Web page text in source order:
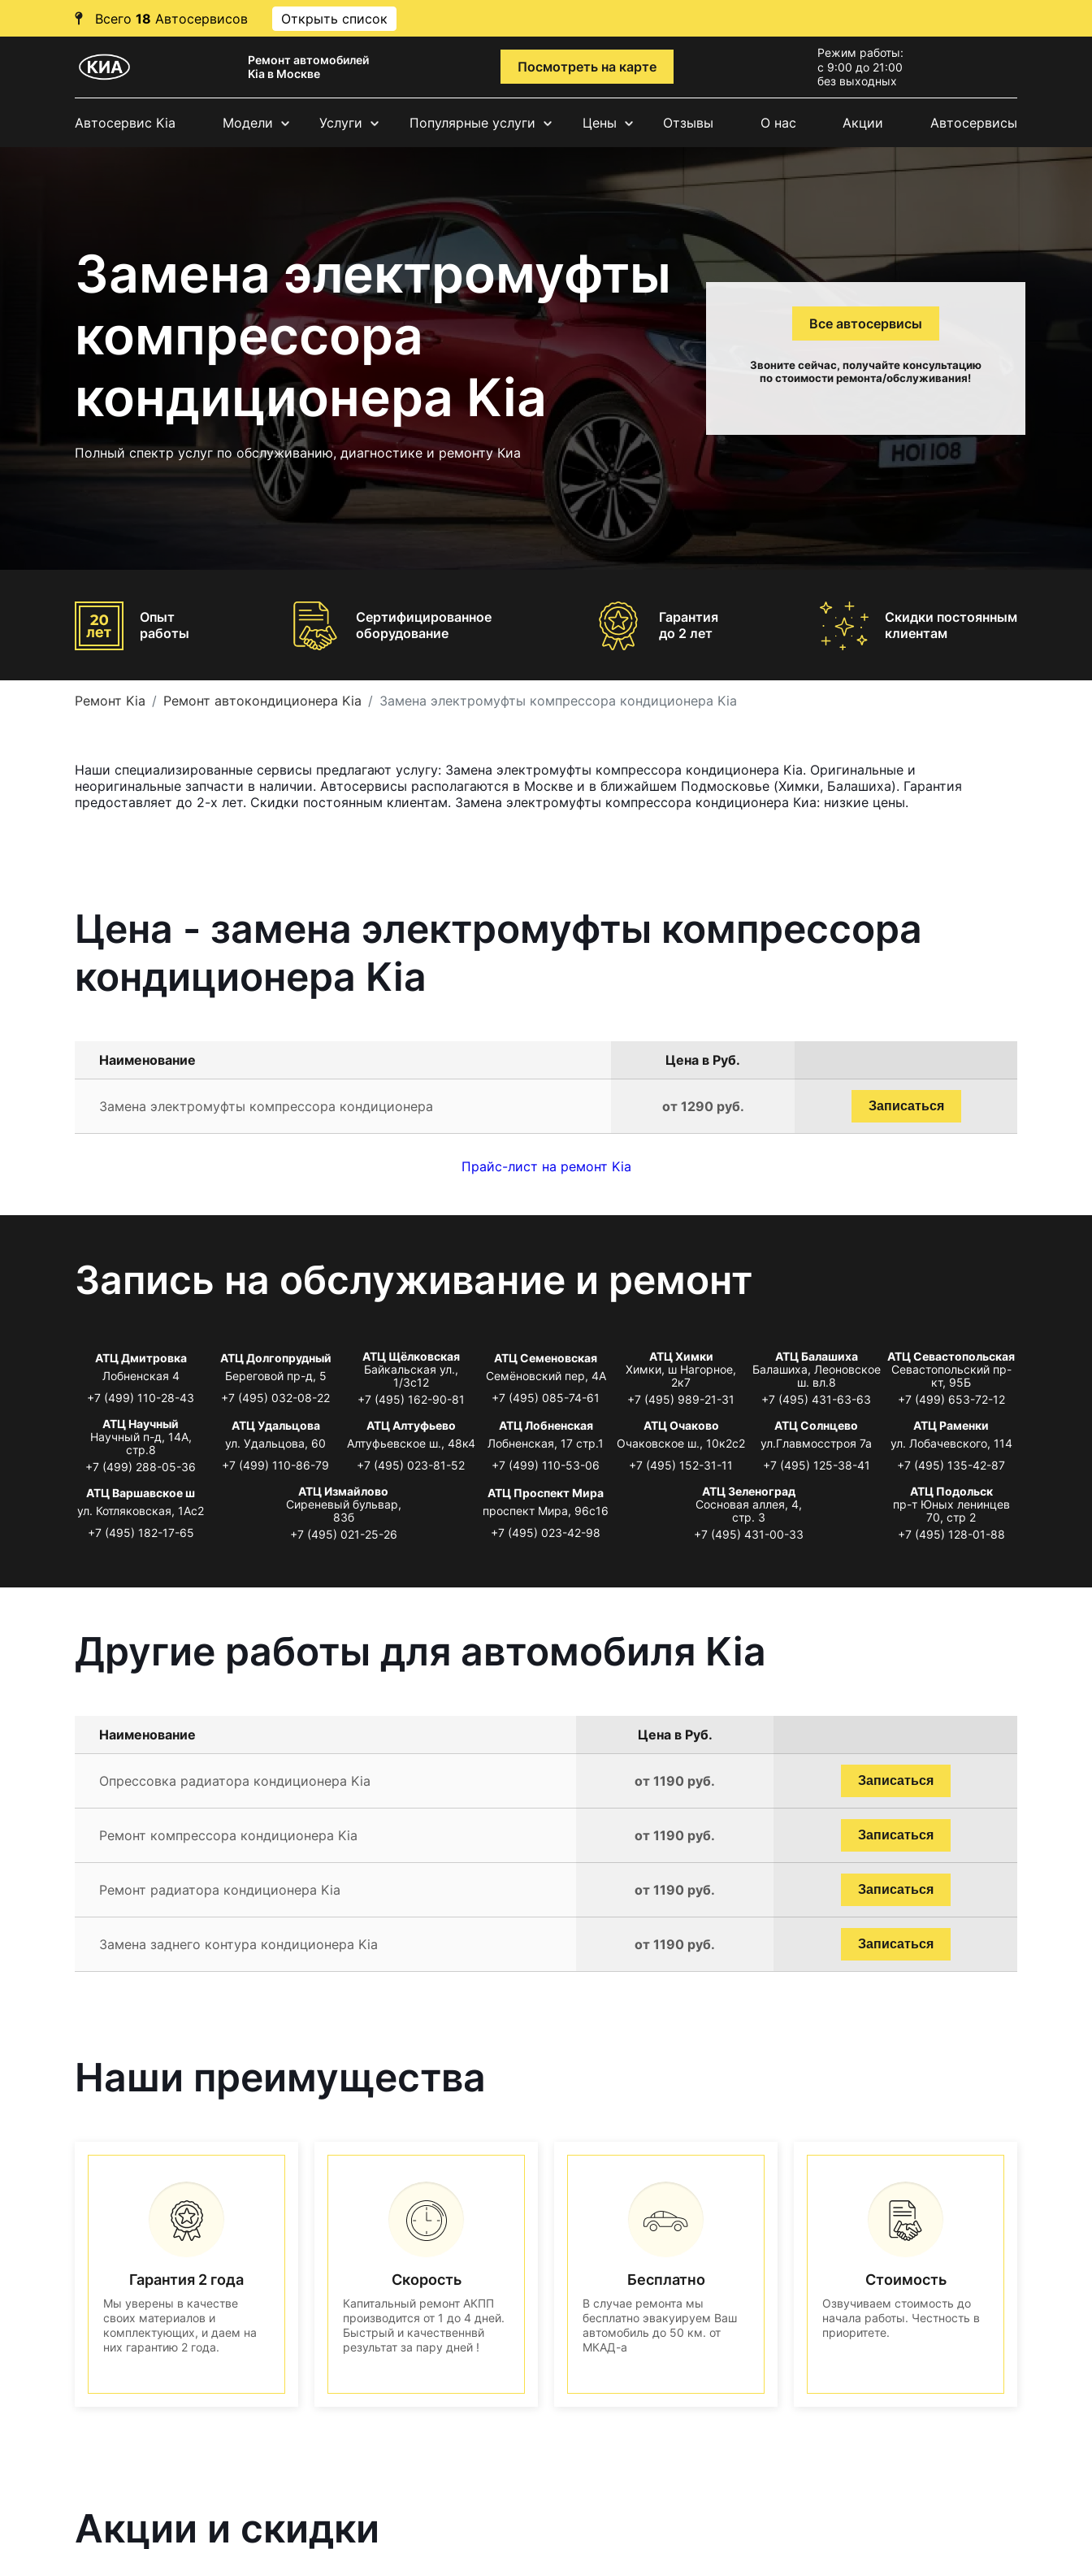
Всего 18 Автосервисов Открыть список
Ремонт автомобилей
Kia в Москве
Посмотреть на карте
Режим работы:
с 9:00 до 21:00
без выходных
Автосервис Kia Модели Услуги Популярные услуги Цены Отзывы О нас Акции Автосервисы
Замена электромуфты
компрессора
кондиционера Kia
Полный спектр услуг по обслуживанию, диагностике и ремонту Киа
Все автосервисы
Звоните сейчас, получайте консультацию
по стоимости ремонта/обслуживания!
Опыт
работы
Сертифицированное
оборудование
Гарантия
до 2 лет
Скидки постоянным
клиентам
Ремонт Kia Ремонт автокондиционера Kia Замена электромуфты компрессора кондиционера Kia
Наши специализированные сервисы предлагают услугу: Замена электромуфты компрессора кондиционера Kia. Оригинальные и
неоригинальные запчасти в наличии. Автосервисы располагаются в Москве и в ближайшем Подмосковье (Химки, Балашиха). Гарантия
предоставляет до 2-х лет. Скидки постоянным клиентам. Замена электромуфты компрессора кондиционера Киа: низкие цены.
Цена - замена электромуфты компрессора
кондиционера Kia
Наименование Цена в Руб.
Замена электромуфты компрессора кондиционера от 1290 руб. Записаться
Прайс-лист на ремонт Kia
Запись на обслуживание и ремонт
АТЦ Дмитровка
Лобненская 4
+7 (499) 110-28-43
АТЦ Долгопрудный
Береговой пр-д, 5
+7 (495) 032-08-22
АТЦ Щёлковская
Байкальская ул.,
1/3с12
+7 (495) 162-90-81
АТЦ Семеновская
Семёновский пер, 4А
+7 (495) 085-74-61
АТЦ Химки
Химки, ш Нагорное,
2к7
+7 (495) 989-21-31
АТЦ Балашиха
Балашиха, Леоновское
ш. вл.8
+7 (495) 431-63-63
АТЦ Севастопольская
Севастопольский пр-
кт, 95Б
+7 (499) 653-72-12
АТЦ Научный
Научный п-д, 14А,
стр.8
+7 (499) 288-05-36
АТЦ Удальцова
ул. Удальцова, 60
+7 (499) 110-86-79
АТЦ Алтуфьево
Алтуфьевское ш., 48к4
+7 (495) 023-81-52
АТЦ Лобненская
Лобненская, 17 стр.1
+7 (499) 110-53-06
АТЦ Очаково
Очаковское ш., 10к2с2
+7 (495) 152-31-11
АТЦ Солнцево
ул.Главмосстроя 7а
+7 (495) 125-38-41
АТЦ Раменки
ул. Лобачевского, 114
+7 (495) 135-42-87
АТЦ Варшавское ш
ул. Котляковская, 1Ас2
+7 (495) 182-17-65
АТЦ Измайлово
Сиреневый бульвар,
83б
+7 (495) 021-25-26
АТЦ Проспект Мира
проспект Мира, 96с16
+7 (495) 023-42-98
АТЦ Зеленоград
Сосновая аллея, 4,
стр. 3
+7 (495) 431-00-33
АТЦ Подольск
пр-т Юных ленинцев
70, стр 2
+7 (495) 128-01-88
Другие работы для автомобиля Kia
Наименование Цена в Руб.
Опрессовка радиатора кондиционера Kia от 1190 руб. Записаться
Ремонт компрессора кондиционера Kia от 1190 руб. Записаться
Ремонт радиатора кондиционера Kia от 1190 руб. Записаться
Замена заднего контура кондиционера Kia от 1190 руб. Записаться
Наши преимущества
Гарантия 2 года
Мы уверены в качестве
своих материалов и
комплектующих, и даем на
них гарантию 2 года.
Скорость
Капитальный ремонт АКПП
производится от 1 до 4 дней.
Быстрый и качественнвй
результат за пару дней !
Бесплатно
В случае ремонта мы
бесплатно эвакуируем Ваш
автомобиль до 50 км. от
МКАД-а
Стоимость
Озвучиваем стоимость до
начала работы. Честность в
приоритете.
Акции и скидки